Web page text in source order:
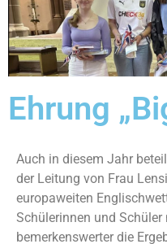
Ehrung
Auch in diesem Jahr
der Leitung von Frau
europaweiten
Schülerinnen und
bemerkenswerter die